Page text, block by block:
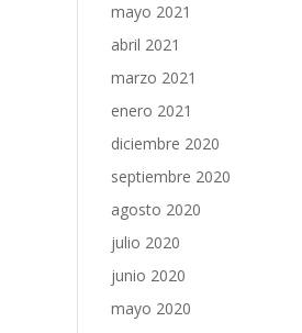
mayo 2021
abril 2021
marzo 2021
enero 2021
diciembre 2020
septiembre 2020
agosto 2020
julio 2020
junio 2020
mayo 2020